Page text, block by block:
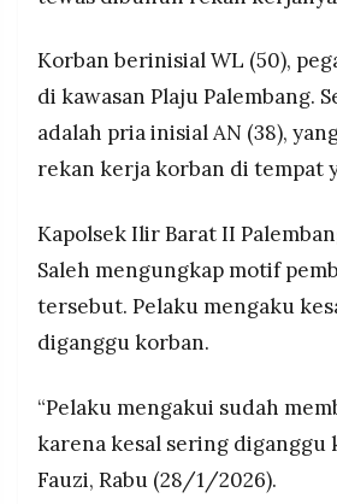
©
Resolusi.co
2026
PT.
RESOLUSI
PRAMUDITA
Pelaku menyerahkan diri
datang ke rumah anggota
Polsek Ilir Barat II Palembang
Korban berinisial WL (50),
di kawasan Plaju Palembang.
adalah pria inisial AN (38),
rekan kerja korban di tempat
Kapolsek Ilir Barat II
Saleh mengungkap motif
tersebut. Pelaku mengaku
diganggu korban.
“Pelaku mengakui sudah
karena kesal sering diganggu
Fauzi, Rabu (28/1/2026).